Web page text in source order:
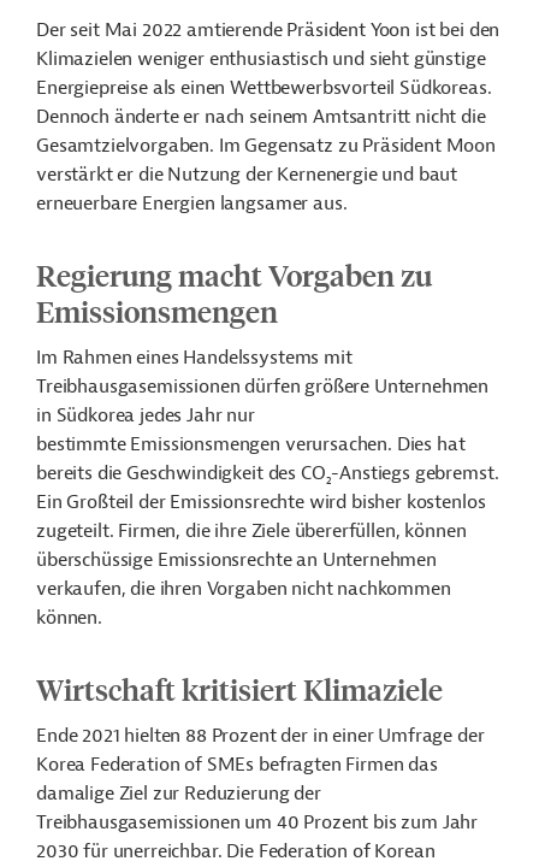
Der seit Mai 2022 amtierende Präsident Yoon ist bei den
Klimazielen weniger enthusiastisch und sieht günstige
Energiepreise als einen Wettbewerbsvorteil Südkoreas.
Dennoch änderte er nach seinem Amtsantritt nicht die
Gesamtzielvorgaben. Im Gegensatz zu Präsident Moon
verstärkt er die Nutzung der Kernenergie und baut
erneuerbare Energien langsamer aus.
Regierung macht Vorgaben zu
Emissionsmengen
Im Rahmen eines Handelssystems mit
Treibhausgasemissionen dürfen größere Unternehmen
in Südkorea jedes Jahr nur
bestimmte Emissionsmengen verursachen. Dies hat
bereits die Geschwindigkeit des CO2-Anstiegs gebremst.
Ein Großteil der Emissionsrechte wird bisher kostenlos
zugeteilt. Firmen, die ihre Ziele übererfüllen, können
überschüssige Emissionsrechte an Unternehmen
verkaufen, die ihren Vorgaben nicht nachkommen
können.
Wirtschaft kritisiert Klimaziele
Ende 2021 hielten 88 Prozent der in einer Umfrage der
Korea Federation of SMEs befragten Firmen das
damalige Ziel zur Reduzierung der
Treibhausgasemissionen um 40 Prozent bis zum Jahr
2030 für unerreichbar. Die Federation of Korean